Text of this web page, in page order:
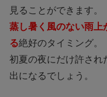
見ることができます。
蒸し暑く風のない雨上
る絶好のタイミング。
初夏の夜にだけ許され
出になるでしょう。